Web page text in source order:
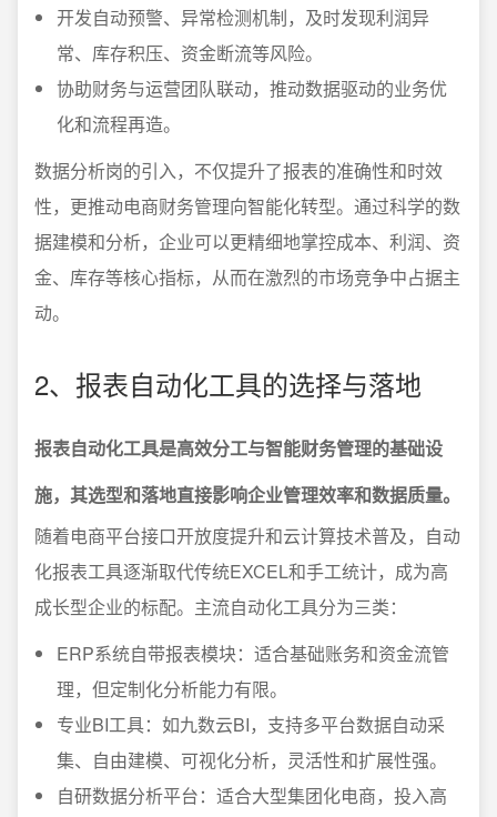
开发自动预警、异常检测机制，及时发现利润异
常、库存积压、资金断流等风险。
协助财务与运营团队联动，推动数据驱动的业务优
化和流程再造。
数据分析岗的引入，不仅提升了报表的准确性和时效
性，更推动电商财务管理向智能化转型。通过科学的数
据建模和分析，企业可以更精细地掌控成本、利润、资
金、库存等核心指标，从而在激烈的市场竞争中占据主
动。
2、报表自动化工具的选择与落地
报表自动化工具是高效分工与智能财务管理的基础设
施，其选型和落地直接影响企业管理效率和数据质量。
随着电商平台接口开放度提升和云计算技术普及，自动
化报表工具逐渐取代传统EXCEL和手工统计，成为高
成长型企业的标配。主流自动化工具分为三类：
ERP系统自带报表模块：适合基础账务和资金流管
理，但定制化分析能力有限。
专业BI工具：如九数云BI，支持多平台数据自动采
集、自由建模、可视化分析，灵活性和扩展性强。
自研数据分析平台：适合大型集团化电商，投入高